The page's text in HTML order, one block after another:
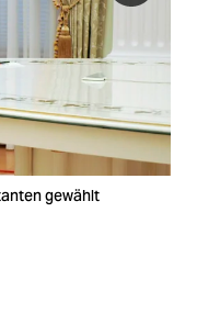
gewählt